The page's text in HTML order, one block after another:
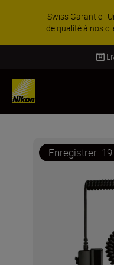
Swiss Garantie |
de qualité à nos
Enregistrer: